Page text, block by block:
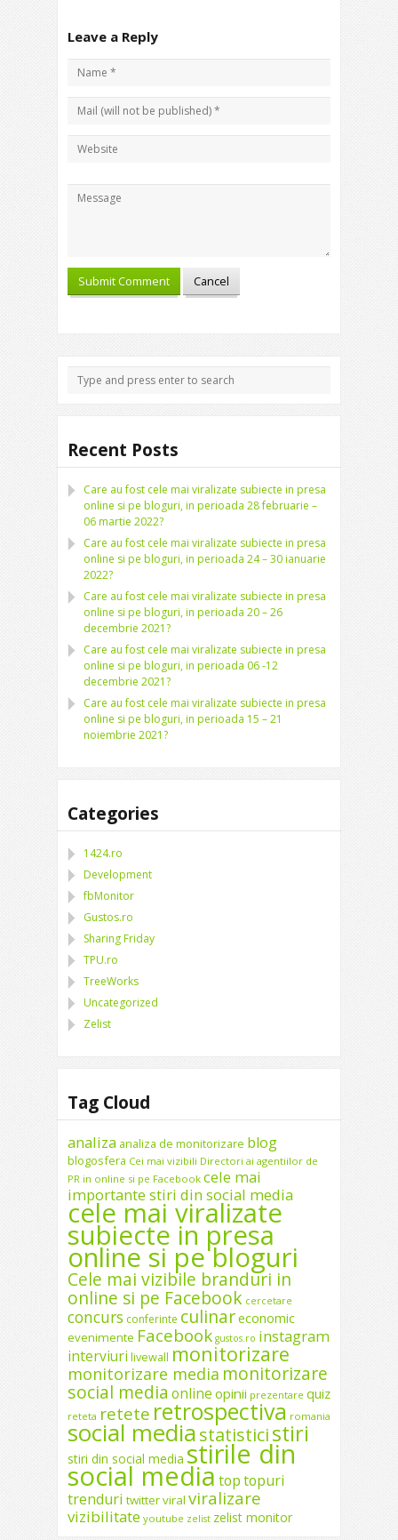
Leave a Reply
Recent Posts
Care au fost cele mai viralizate subiecte in presa
online si pe bloguri, in perioada 28 februarie –
06 martie 2022?
Care au fost cele mai viralizate subiecte in presa
online si pe bloguri, in perioada 24 – 30 ianuarie
2022?
Care au fost cele mai viralizate subiecte in presa
online si pe bloguri, in perioada 20 – 26
decembrie 2021?
Care au fost cele mai viralizate subiecte in presa
online si pe bloguri, in perioada 06 -12
decembrie 2021?
Care au fost cele mai viralizate subiecte in presa
online si pe bloguri, in perioada 15 – 21
noiembrie 2021?
Categories
1424.ro
Development
fbMonitor
Gustos.ro
Sharing Friday
TPU.ro
TreeWorks
Uncategorized
Zelist
Tag Cloud
analiza analiza de monitorizare blog
blogosfera Cei mai vizibili Directori ai agentiilor de
PR in online si pe Facebook cele mai
importante stiri din social media
cele mai viralizate
subiecte in presa
online si pe bloguri
Cele mai vizibile branduri in
online si pe Facebook cercetare
concurs conferinte culinareconomic
evenimente Facebook gustos.ro instagram
interviuri livewall monitorizare
monitorizare media monitorizare
social media online opinii prezentare quiz
reteta retete retrospectiva romania
social mediastatisticistiri
stiri din social media stirile din
social media toptopuri
trenduri twitterviral viralizare
vizibilitate youtube zelist zelist monitor